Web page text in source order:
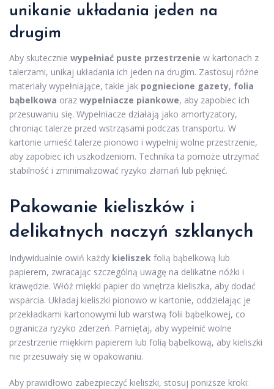
unikanie układania jeden na
drugim
Aby skutecznie wypełniać puste przestrzenie w kartonach z
talerzami, unikaj układania ich jeden na drugim. Zastosuj różne
materiały wypełniające, takie jak pogniecione gazety, folia
bąbelkowa oraz wypełniacze piankowe, aby zapobiec ich
przesuwaniu się. Wypełniacze działają jako amortyzatory,
chroniąc talerze przed wstrząsami podczas transportu. W
kartonie umieść talerze pionowo i wypełnij wolne przestrzenie,
aby zapobiec ich uszkodzeniom. Technika ta pomoże utrzymać
stabilność i zminimalizować ryzyko złamań lub pęknięć.
Pakowanie kieliszków i
delikatnych naczyń szklanych
Indywidualnie owiń każdy kieliszek folią bąbelkową lub
papierem, zwracając szczególną uwagę na delikatne nóżki i
krawędzie. Włóż miękki papier do wnętrza kieliszka, aby dodać
wsparcia. Układaj kieliszki pionowo w kartonie, oddzielając je
przekładkami kartonowymi lub warstwą folii bąbelkowej, co
ogranicza ryzyko zderzeń. Pamiętaj, aby wypełnić wolne
przestrzenie miękkim papierem lub folią bąbelkową, aby kieliszki
nie przesuwały się w opakowaniu.
Aby prawidłowo zabezpieczyć kieliszki, stosuj poniższe kroki: